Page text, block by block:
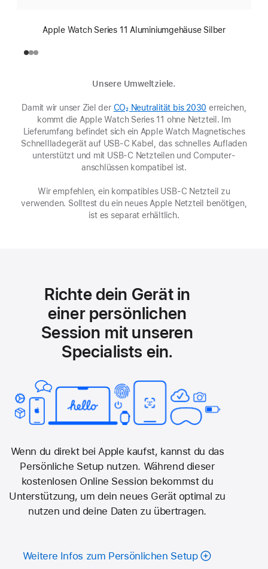
Apple Watch Series 11 Aluminiumgehäuse Silber
Unsere Umweltziele.
Damit wir unser Ziel der CO₂ Neutralität bis 2030 (Öffnet
ein
neues
Fenster)
erreichen,
kommt die Apple Watch Series 11 ohne Netzteil. Im
Lieferumfang befindet sich ein Apple Watch Magnetisches
Schnell­ladegerät auf USB-C Kabel, das schnelles Aufladen
unterstützt und mit USB-C Netzteilen und Computer­
anschlüssen kompatibel ist.
Wir empfehlen, ein kompatibles USB‑C Netzteil zu
verwenden. Solltest du ein neues Apple Netzteil benötigen,
ist es separat erhältlich.
Richte dein Gerät in
einer persönlichen
Session mit unseren
Specialists ein.
Wenn du direkt bei Apple kaufst, kannst du das
Persönliche Setup nutzen. Während dieser
kostenlosen Online Session bekommst du
Unterstützung, um dein neues Gerät optimal zu
nutzen und deine Daten­ zu übertragen.
Weitere Infos zum Persönlichen Setup